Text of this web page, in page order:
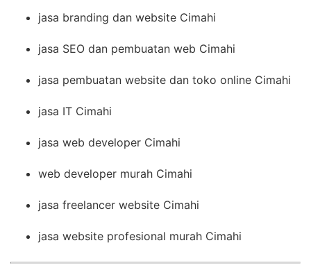
jasa branding dan website Cimahi
jasa SEO dan pembuatan web Cimahi
jasa pembuatan website dan toko online Cimahi
jasa IT Cimahi
jasa web developer Cimahi
web developer murah Cimahi
jasa freelancer website Cimahi
jasa website profesional murah Cimahi